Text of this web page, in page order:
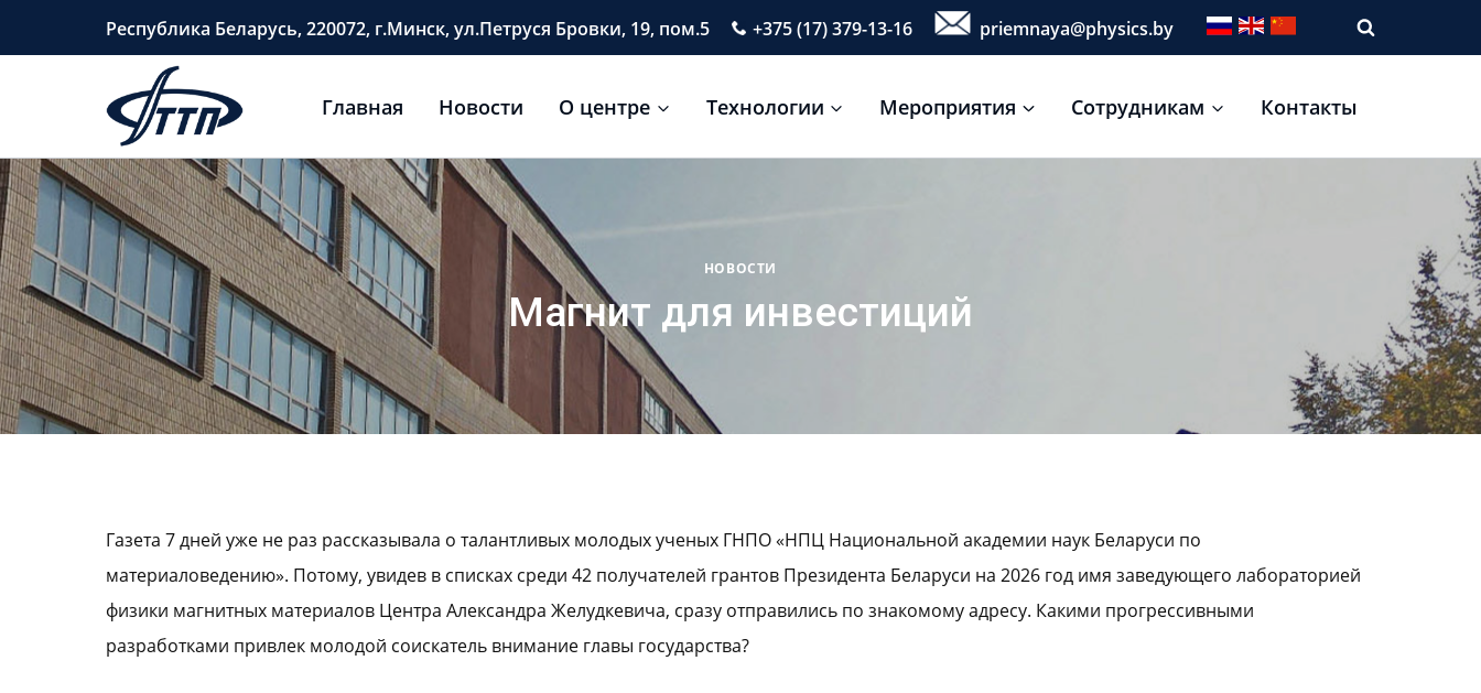
к
Республика Беларусь, 220072, г.Минск, ул.Петруся Бровки, 19, пом.5 +375 (17) 379-13-16 priemnaya@physics.by
Главная Новости О центре Технологии Мероприятия Сотрудникам Контакты
НОВОСТИ
Магнит для инвестиций
Газета 7 дней уже не раз рассказывала о талантливых молодых ученых ГНПО «НПЦ Национальной академии наук Беларуси по
материаловедению». Потому, увидев в списках среди 42 получателей грантов Президента Беларуси на 2026 год имя заведующего лабораторией
физики магнитных материалов Центра Александра Желудкевича, сразу отправились по знакомому адресу. Какими прогрессивными
разработками привлек молодой соискатель внимание главы государства?